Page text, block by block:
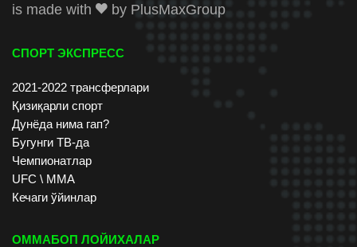
is made with
by PlusMaxGroup
СПОРТ ЭКСПРЕСС
2021-2022 трансферлари
Қизиқарли спорт
Дунёда нима гап?
Бугунги ТВ-да
Чемпионатлар
UFC \ ММА
Кечаги ўйинлар
ОММАБОП ЛОЙИХАЛАР